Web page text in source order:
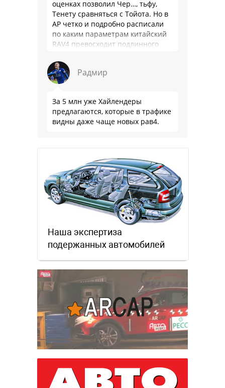
оценках позволил Чер…, тьфу,
Тенету сравняться с Тойота. Но в
АР четко и подробно расписали
по каким параметрам китайский
RAV4 превосходит подлинного
подвеска едет ровно и приятно …
Радмир
За 5 млн уже Хайлендеры
предлагаются, которые в трафике
видны даже чаще новых рав4.
Наша экспертиза
подержанных автомобилей